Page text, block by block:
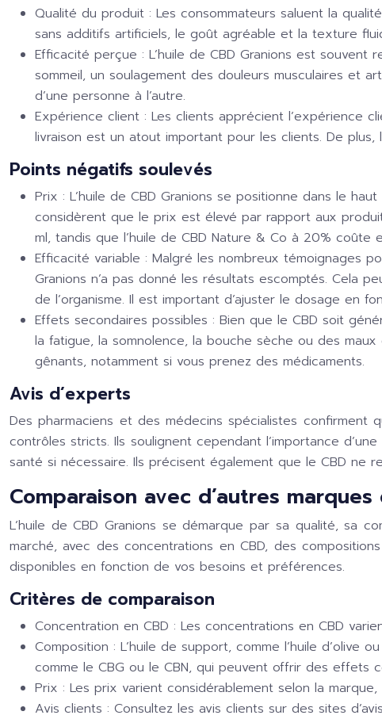
Qualité du produit : Les consommateurs saluent la
sans additifs artificiels, le goût agréable et la texture
Efficacité perçue : L’huile de CBD Granions est
sommeil, un soulagement des douleurs musculaires et
d’une personne à l’autre.
Expérience client : Les clients apprécient l’expérience
livraison est un atout important pour les clients. De
Points négatifs soulevés
Prix : L’huile de CBD Granions se positionne dans le
considèrent que le prix est élevé par rapport aux
ml, tandis que l’huile de CBD Nature & Co à 20% coûte
Efficacité variable : Malgré les nombreux témoignages
Granions n’a pas donné les résultats escomptés. Cela
de l’organisme. Il est important d’ajuster le dosage en
Effets secondaires possibles : Bien que le CBD soit
la fatigue, la somnolence, la bouche sèche ou des
gênants, notamment si vous prenez des médicaments.
Avis d’experts
Des pharmaciens et des médecins spécialistes confirment
contrôles stricts. Ils soulignent cependant l’importance
santé si nécessaire. Ils précisent également que le CBD ne
Comparaison avec d’autres marques
L’huile de CBD Granions se démarque par sa qualité, sa
marché, avec des concentrations en CBD, des
disponibles en fonction de vos besoins et préférences.
Critères de comparaison
Concentration en CBD : Les concentrations en CBD
Composition : L’huile de support, comme l’huile d’olive
comme le CBG ou le CBN, qui peuvent offrir des effets
Prix : Les prix varient considérablement selon la
Avis clients : Consultez les avis clients sur des sites